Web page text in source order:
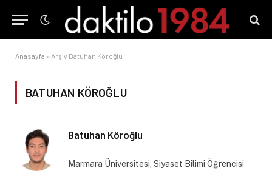
Anasayfa » Arşiv Batuhan Köroğlu
BATUHAN KÖROĞLU
Batuhan Köroğlu
Marmara Üniversitesi, Siyaset Bilimi Öğrencisi